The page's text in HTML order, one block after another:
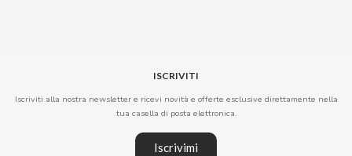
ISCRIVITI
Iscriviti alla nostra newsletter e ricevi novità e offerte esclusive direttamente nella
tua casella di posta elettronica.
Iscrivimi